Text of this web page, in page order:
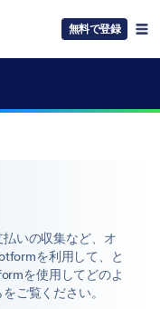
無料で登録
いの収集など、オ
を利用して、と
を使用してどのよ
ご覧ください。